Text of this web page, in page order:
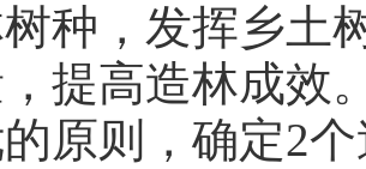
种，发挥乡土
提高造林成效
原则，确定2